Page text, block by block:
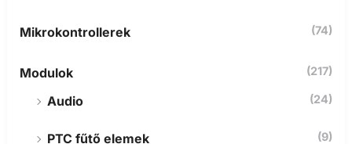
Mikrokontrollerek (74)
Modulok (217)
Audio (24)
PTC fűtő elemek (9)